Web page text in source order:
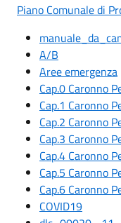
Piano Comunale di
A/B
Aree emergenza
Cap.0 Caronno
Cap.1 Caronno
Cap.2 Caronno
Cap.3 Caronno
Cap.4 Caronno
Cap.5 Caronno
Cap.6 Caronno
COVID19